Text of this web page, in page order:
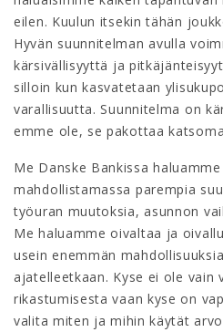
eilen. Kuulun itsekin tähän
Hyvän suunnitelman avulla
kärsivällisyyttä ja
silloin kun kasvatetaan
varallisuutta. Suunnitelma on
emme ole, se pakottaa
Me Danske Bankissa
mahdollistamassa parempia
työuran muutoksia, asunnon
Me haluamme oivaltaa ja
usein enemmän
ajatelleetkaan. Kyse ei ole vain
rikastumisesta vaan kyse on
valita miten ja mihin käytät